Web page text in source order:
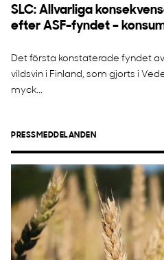
SLC: Allvarliga
efter ASF-fyndet –
Det första konstaterade fyndet
vildsvin i Finland, som gjorts i
myck...
PRESSMEDDELANDEN